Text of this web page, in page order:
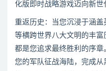
化版 即时战略游戏迈向新世
重返历史：当您沉浸于涵
等横跨世界八大文明的丰
都是您追求最终胜利的序
您的军队征战海陆，完成